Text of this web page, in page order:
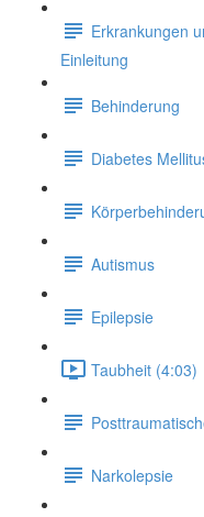
Erkrankungen
Einleitung
Behinderung
Diabetes
Autismus
Epilepsie
Taubheit (4:03)
Narkolepsie